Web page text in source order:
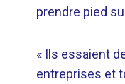
prendre pied
« Ils essaient
entreprises et